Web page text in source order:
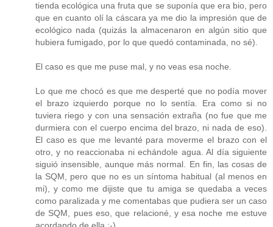
tienda ecológica una fruta que se suponía que era bio, pero
que en cuanto olí la cáscara ya me dio la impresión que de
ecológico nada (quizás la almacenaron en algún sitio que
hubiera fumigado, por lo que quedó contaminada, no sé).
El caso es que me puse mal, y no veas esa noche.
Lo que me chocó es que me desperté que no podía mover
el brazo izquierdo porque no lo sentía. Era como si no
tuviera riego y con una sensación extraña (no fue que me
durmiera con el cuerpo encima del brazo, ni nada de eso).
El caso es que me levanté para moverme el brazo con el
otro, y no reaccionaba ni echándole agua. Al día siguiente
siguió insensible, aunque más normal. En fin, las cosas de
la SQM, pero que no es un síntoma habitual (al menos en
mi), y como me dijiste que tu amiga se quedaba a veces
como paralizada y me comentabas que pudiera ser un caso
de SQM, pues eso, que relacioné, y esa noche me estuve